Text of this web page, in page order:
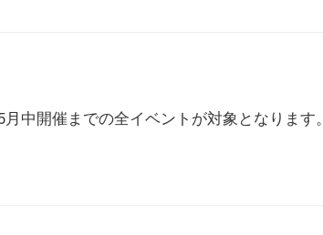
中開催までの全イベントが対象となります。